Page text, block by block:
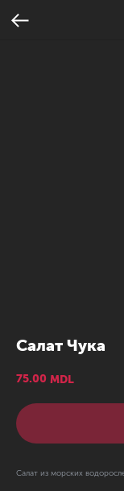
Салат Чука
75.00 MDL
Салат из морских